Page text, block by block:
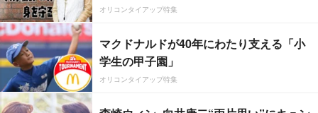
オリコンタイアップ特集
マクドナルドが40年にわたり支える「小
学生の甲子園」
オリコンタイアップ特集